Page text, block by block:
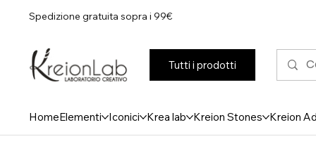
Spedizione gratuita sopra i 99€
Tutti i prodotti
HomeElementi Iconici Krea lab Kreion Stones Kreion